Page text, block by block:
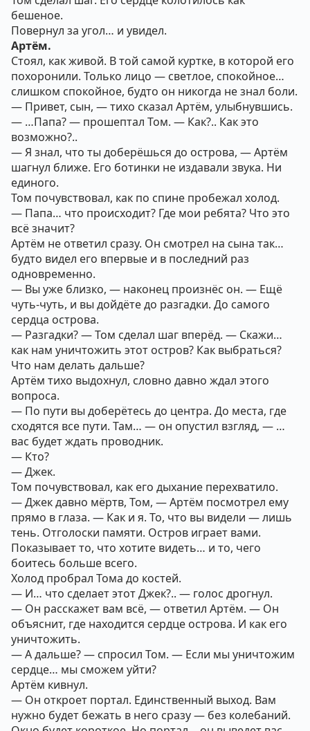
бешеное.
Повернул за угол… и увидел.
Артём.
Стоял, как живой. В той самой куртке, в которой его
похоронили. Только лицо — светлое, спокойное…
слишком спокойное, будто он никогда не знал боли.
— Привет, сын, — тихо сказал Артём, улыбнувшись.
— …Папа? — прошептал Том. — Как?.. Как это
возможно?..
— Я знал, что ты доберёшься до острова, — Артём
шагнул ближе. Его ботинки не издавали звука. Ни
единого.
Том почувствовал, как по спине пробежал холод.
— Папа… что происходит? Где мои ребята? Что это
всё значит?
Артём не ответил сразу. Он смотрел на сына так…
будто видел его впервые и в последний раз
одновременно.
— Вы уже близко, — наконец произнёс он. — Ещё
чуть-чуть, и вы дойдёте до разгадки. До самого
сердца острова.
— Разгадки? — Том сделал шаг вперёд. — Скажи…
как нам уничтожить этот остров? Как выбраться?
Что нам делать дальше?
Артём тихо выдохнул, словно давно ждал этого
вопроса.
— По пути вы доберётесь до центра. До места, где
сходятся все пути. Там… — он опустил взгляд, — …
вас будет ждать проводник.
— Кто?
— Джек.
Том почувствовал, как его дыхание перехватило.
— Джек давно мёртв, Том, — Артём посмотрел ему
прямо в глаза. — Как и я. То, что вы видели — лишь
тень. Отголоски памяти. Остров играет вами.
Показывает то, что хотите видеть… и то, чего
боитесь больше всего.
Холод пробрал Тома до костей.
— И… что сделает этот Джек?.. — голос дрогнул.
— Он расскажет вам всё, — ответил Артём. — Он
объяснит, где находится сердце острова. И как его
уничтожить.
— А дальше? — спросил Том. — Если мы уничтожим
сердце… мы сможем уйти?
Артём кивнул.
— Он откроет портал. Единственный выход. Вам
нужно будет бежать в него сразу — без колебаний.